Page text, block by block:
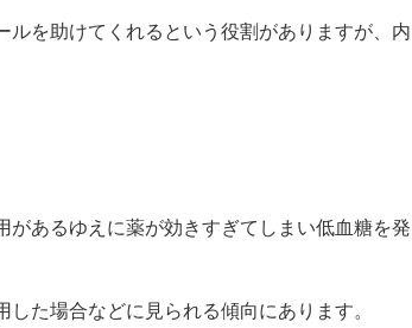
を助けてくれるという役割がありますが、内
あるゆえに薬が効きすぎてしまい低血糖を発
た場合などに見られる傾向にあります。